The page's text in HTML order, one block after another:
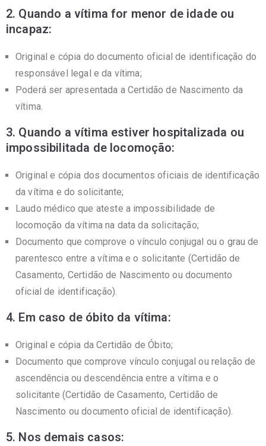
2. Quando a vítima for menor de idade ou
incapaz:
Original e cópia do documento oficial de identificação do
responsável legal e da vítima;
Poderá ser apresentada a Certidão de Nascimento da
vítima.
3. Quando a vítima estiver hospitalizada ou
impossibilitada de locomoção:
Original e cópia dos documentos oficiais de identificação
da vítima e do solicitante;
Laudo médico que ateste a impossibilidade de
locomoção da vítima na data da solicitação;
Documento que comprove o vínculo conjugal ou o grau de
parentesco entre a vítima e o solicitante (Certidão de
Casamento, Certidão de Nascimento ou documento
oficial de identificação).
4. Em caso de óbito da vítima:
Original e cópia da Certidão de Óbito;
Documento que comprove vínculo conjugal ou relação de
ascendência ou descendência entre a vítima e o
solicitante (Certidão de Casamento, Certidão de
Nascimento ou documento oficial de identificação).
5. Nos demais casos: